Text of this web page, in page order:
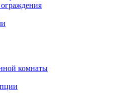
комнаты